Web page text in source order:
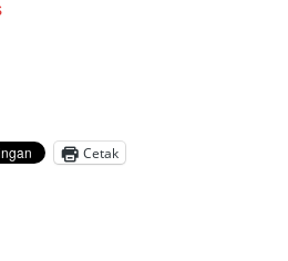
Cetak